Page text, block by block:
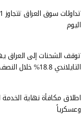
اليوم
توقف الشحنات إلى العراق
التايلاندي 18.8% خلال النصف الأول
وعسكرياً